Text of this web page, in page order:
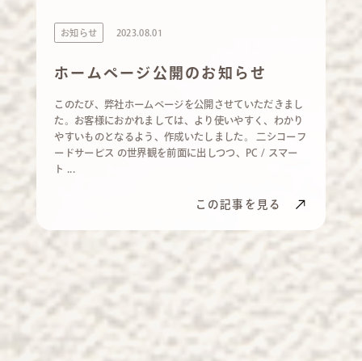
お知らせ 2023.08.01
ホームページ公開のお知らせ
このたび、弊社ホームページを公開させていただきまし
た。お客様におかれましては、より使いやすく、わかり
やすいものとなるよう、作成いたしました。 二シコーフ
ードサービス の世界観を前面に出しつつ、PC / スマー
ト ...
この記事を見る